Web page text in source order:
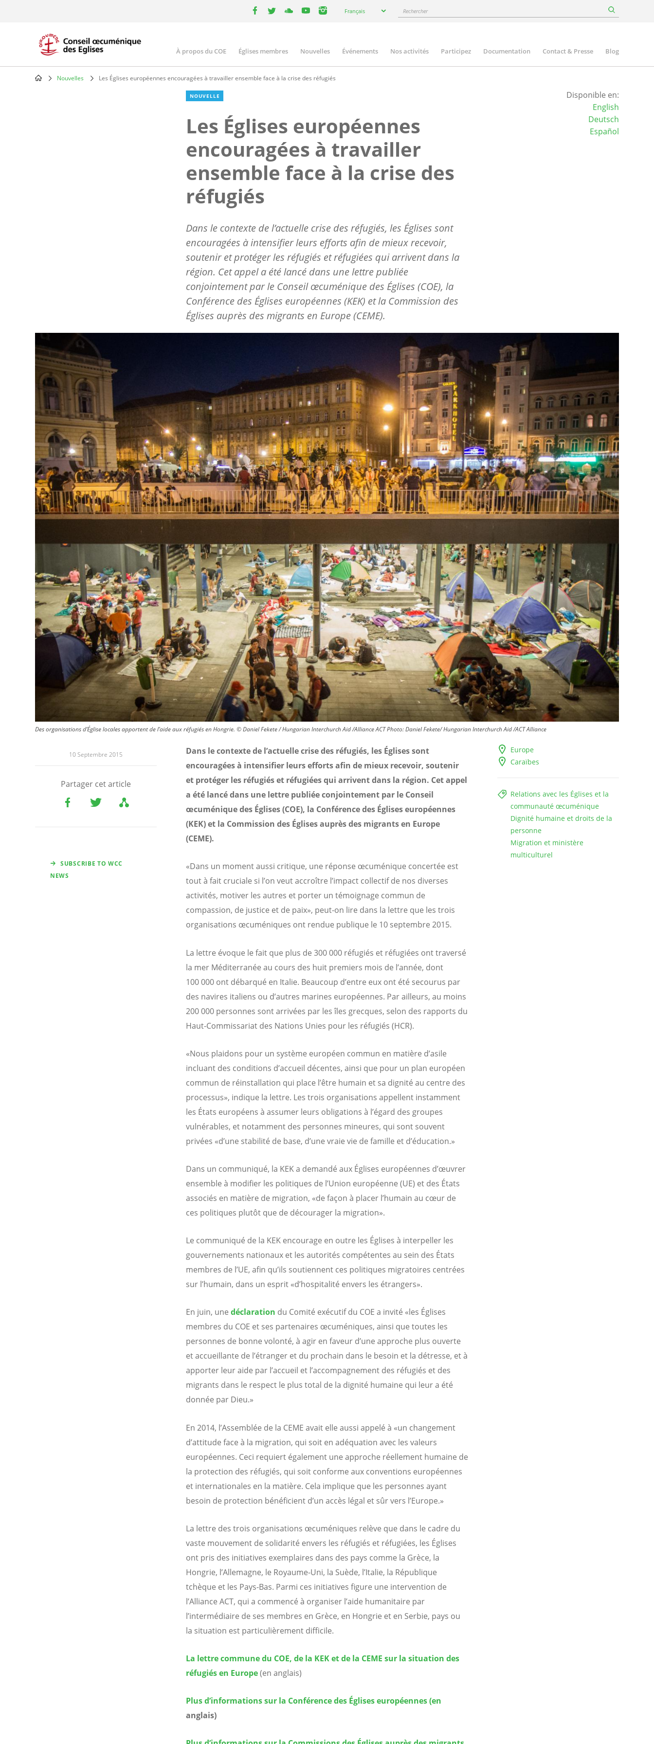
your
Français Rechercher
Main
navigation
À propos du COE Églises membres Nouvelles Événements Nos activités Participez Documentation Contact & Presse Blog
Nouvelles Les Églises européennes encouragées à travailler ensemble face à la crise des réfugiés
NOUVELLE
Les Églises européennes
encouragées à travailler
ensemble face à la crise des
réfugiés
Dans le contexte de l’actuelle crise des réfugiés, les Églises sont
encouragées à intensifier leurs efforts afin de mieux recevoir,
soutenir et protéger les réfugiés et réfugiées qui arrivent dans la
région. Cet appel a été lancé dans une lettre publiée
conjointement par le Conseil œcuménique des Églises (COE), la
Conférence des Églises européennes (KEK) et la Commission des
Églises auprès des migrants en Europe (CEME).
Disponible en:
English
Deutsch
Español
Des organisations d’Église locales apportent de l’aide aux réfugiés en Hongrie. © Daniel Fekete / Hungarian Interchurch Aid /Alliance ACTPhoto:Daniel Fekete/ Hungarian Interchurch Aid /ACT Alliance
10 Septembre 2015
Partager cet article
SUBSCRIBE TO WCC
NEWS
Europe
Caraïbes
Relations avec les Églises et la
communauté œcuménique
Dignité humaine et droits de la
personne
Migration et ministère
multiculturel
Dans le contexte de l’actuelle crise des réfugiés, les Églises sont
encouragées à intensifier leurs efforts afin de mieux recevoir, soutenir
et protéger les réfugiés et réfugiées qui arrivent dans la région. Cet appel
a été lancé dans une lettre publiée conjointement par le Conseil
œcuménique des Églises (COE), la Conférence des Églises européennes
(KEK) et la Commission des Églises auprès des migrants en Europe
(CEME).
«Dans un moment aussi critique, une réponse œcuménique concertée est
tout à fait cruciale si l’on veut accroître l’impact collectif de nos diverses
activités, motiver les autres et porter un témoignage commun de
compassion, de justice et de paix», peut-on lire dans la lettre que les trois
organisations œcuméniques ont rendue publique le 10 septembre 2015.
La lettre évoque le fait que plus de 300 000 réfugiés et réfugiées ont traversé
la mer Méditerranée au cours des huit premiers mois de l’année, dont
100 000 ont débarqué en Italie. Beaucoup d’entre eux ont été secourus par
des navires italiens ou d’autres marines européennes. Par ailleurs, au moins
200 000 personnes sont arrivées par les îles grecques, selon des rapports du
Haut-Commissariat des Nations Unies pour les réfugiés (HCR).
«Nous plaidons pour un système européen commun en matière d’asile
incluant des conditions d’accueil décentes, ainsi que pour un plan européen
commun de réinstallation qui place l’être humain et sa dignité au centre des
processus», indique la lettre. Les trois organisations appellent instamment
les États européens à assumer leurs obligations à l’égard des groupes
vulnérables, et notamment des personnes mineures, qui sont souvent
privées «d’une stabilité de base, d’une vraie vie de famille et d’éducation.»
Dans un communiqué, la KEK a demandé aux Églises européennes d’œuvrer
ensemble à modifier les politiques de l’Union européenne (UE) et des États
associés en matière de migration, «de façon à placer l’humain au cœur de
ces politiques plutôt que de décourager la migration».
Le communiqué de la KEK encourage en outre les Églises à interpeller les
gouvernements nationaux et les autorités compétentes au sein des États
membres de l’UE, afin qu’ils soutiennent ces politiques migratoires centrées
sur l’humain, dans un esprit «d’hospitalité envers les étrangers».
En juin, une déclaration du Comité exécutif du COE a invité «les Églises
membres du COE et ses partenaires œcuméniques, ainsi que toutes les
personnes de bonne volonté, à agir en faveur d’une approche plus ouverte
et accueillante de l’étranger et du prochain dans le besoin et la détresse, et à
apporter leur aide par l’accueil et l’accompagnement des réfugiés et des
migrants dans le respect le plus total de la dignité humaine qui leur a été
donnée par Dieu.»
En 2014, l’Assemblée de la CEME avait elle aussi appelé à «un changement
d’attitude face à la migration, qui soit en adéquation avec les valeurs
européennes. Ceci requiert également une approche réellement humaine de
la protection des réfugiés, qui soit conforme aux conventions européennes
et internationales en la matière. Cela implique que les personnes ayant
besoin de protection bénéficient d’un accès légal et sûr vers l’Europe.»
La lettre des trois organisations œcuméniques relève que dans le cadre du
vaste mouvement de solidarité envers les réfugiés et réfugiées, les Églises
ont pris des initiatives exemplaires dans des pays comme la Grèce, la
Hongrie, l’Allemagne, le Royaume-Uni, la Suède, l’Italie, la République
tchèque et les Pays-Bas. Parmi ces initiatives figure une intervention de
l’Alliance ACT, qui a commencé à organiser l’aide humanitaire par
l’intermédiaire de ses membres en Grèce, en Hongrie et en Serbie, pays ou
la situation est particulièrement difficile.
La lettre commune du COE, de la KEK et de la CEME sur la situation des
réfugiés en Europe(en anglais)
Plus d’informations sur la Conférence des Églises européennes (en
anglais)